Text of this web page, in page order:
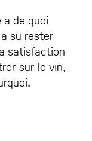
de quoi
su rester
satisfaction
sur le vin,